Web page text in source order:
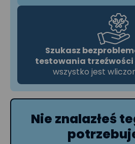
Szukasz
testowania trzeźwości
wszystko jest
Nie znalazłeś